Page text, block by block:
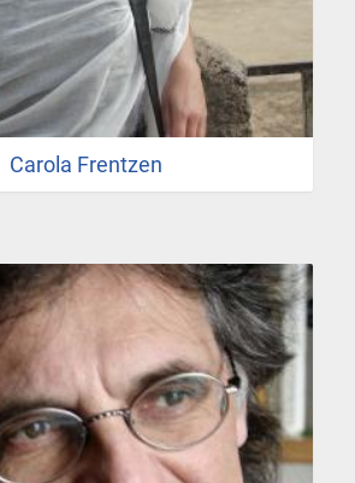
Carola Frentzen